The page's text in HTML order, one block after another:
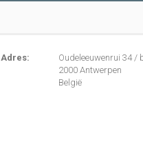
Adres: Oudeleeuwenrui 34/
2000 Antwerpen
België